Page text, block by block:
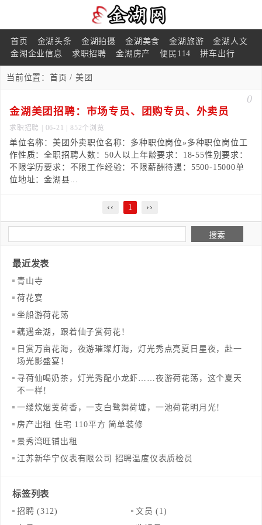
首页 金湖头条 金湖拍摄 金湖美食 金湖旅游
金湖人文
金湖企业信息
求职招聘 金湖房产 便民114 拼车出行
当前位置： 首页 / 美团
0
金湖美团招聘：市场专员、团购专员、外卖员
求职招聘 | 06-21 | 852个浏览
单位名称：美团外卖职位名称：多种职位岗位»多种职位岗位工
作性质：全职招聘人数：50人以上年龄要求：18-55性别要求：
不限学历要求：不限工作经验：不限薪酬待遇：5500-15000单
位地址：金湖县...
‹‹ 1 ››
最近发表
青山寺
荷花宴
坐船游荷花荡
藕遇金湖，跟着仙子赏荷花！
日赏万亩花海，夜游璀璨灯海，灯光秀点亮夏日星夜，赴一
场光影盛宴！
寻荷仙喝奶茶，灯光秀配小龙虾……夜游荷花荡，这个夏天
不一样！
一缕炊烟芰荷香，一支白鹭舞荷塘，一池荷花明月光！
房产出租 住宅 110平方 简单装修
景秀湾旺铺出租
江苏新华宁仪表有限公司 招聘温度仪表质检员
标签列表
招聘 (312) 文员 (1)